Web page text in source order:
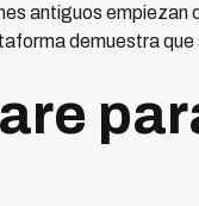
antiguos empiezan
demuestra